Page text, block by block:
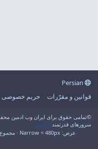
قوانین و مقرّرات
حریم خصوصی
سرورهای قدرتمند فراسو
عرض
مجموع